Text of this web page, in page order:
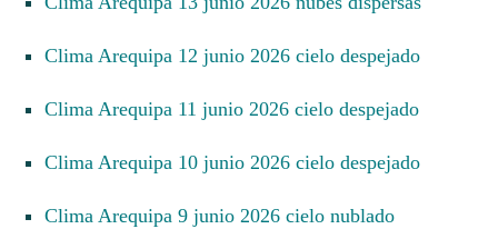
Clima Arequipa 12 junio 2026 cielo despejado
Clima Arequipa 11 junio 2026 cielo despejado
Clima Arequipa 10 junio 2026 cielo despejado
Clima Arequipa 9 junio 2026 cielo nublado